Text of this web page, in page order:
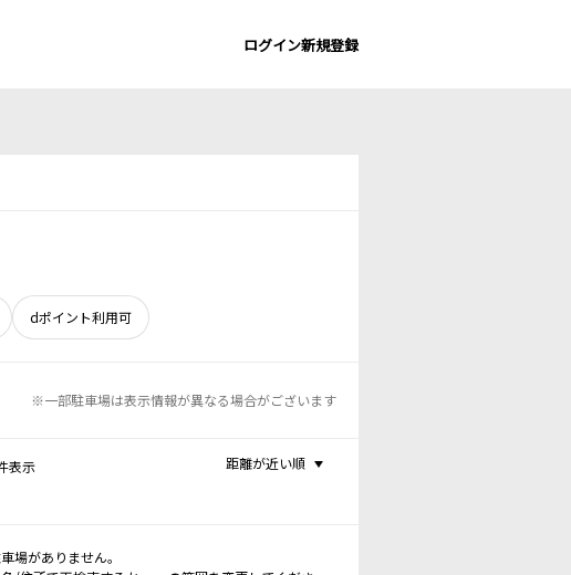
ログイン新規登録
dポイント利用可
※一部駐車場は表示情報が異なる場合がございます
表示 距離が近い順
場がありません。